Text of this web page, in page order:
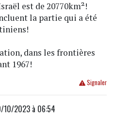
est de 20770km²!
la partie qui a été
dans les frontières
1967!
Signaler
2023 à 06:54